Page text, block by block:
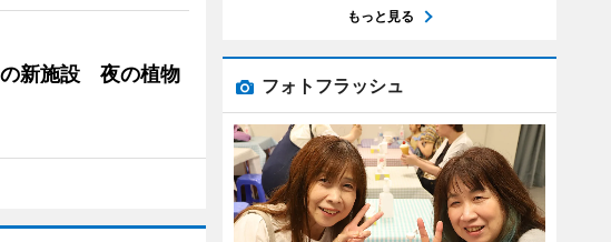
の新施設 夜の植物
もっと見る
フォトフラッシュ